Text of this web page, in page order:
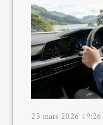
23 mars 2026 19:26